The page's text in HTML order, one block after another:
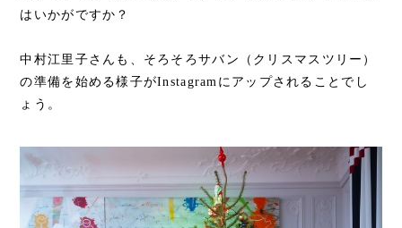
はいかがですか？
中村江里子さんも、そろそろサバン（クリスマスツリー）
の準備を始める様子がInstagramにアップされることでし
ょう。